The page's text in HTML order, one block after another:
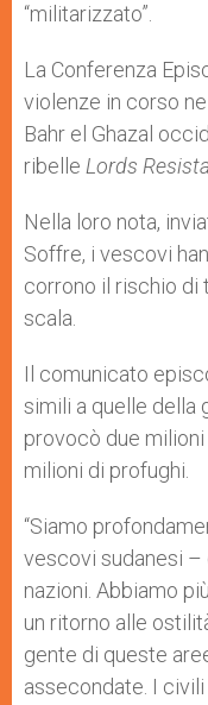
“militarizzato”.
La Conferenza
violenze in corso
Bahr el Ghazal
ribelle Lords
Nella loro nota,
Soffre, i vescovi
corrono il rischio di
scala.
Il comunicato
simili a quelle della
provocò due
milioni di profughi.
“Siamo
vescovi sudanesi –
nazioni. Abbiamo
un ritorno alle
gente di queste
assecondate. I